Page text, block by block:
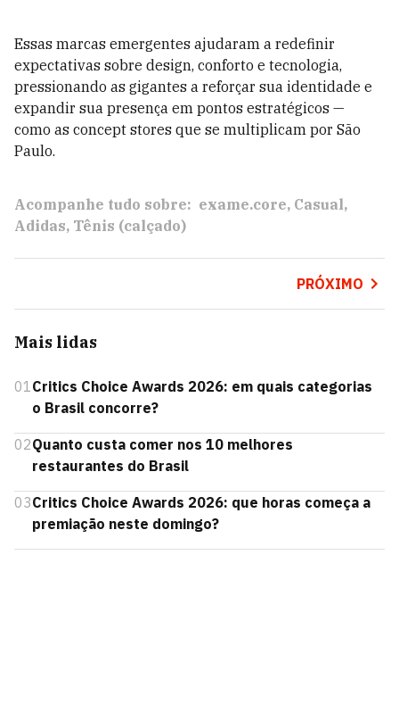
Essas marcas emergentes ajudaram a redefinir
expectativas sobre design, conforto e tecnologia,
pressionando as gigantes a reforçar sua identidade e
expandir sua presença em pontos estratégicos —
como as concept stores que se multiplicam por São
Paulo.
Acompanhe tudo sobre: exame.core Casual
Adidas Tênis (calçado)
PRÓXIMO
Mais lidas
01Critics Choice Awards 2026: em quais categorias
o Brasil concorre?
02Quanto custa comer nos 10 melhores
restaurantes do Brasil
03Critics Choice Awards 2026: que horas começa a
premiação neste domingo?